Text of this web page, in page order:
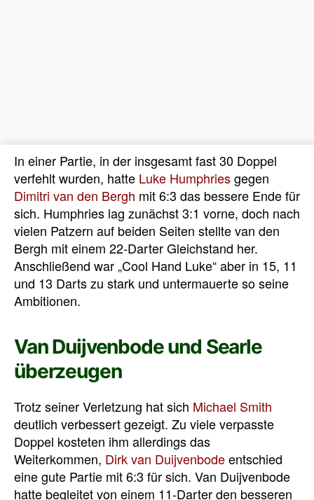
In einer Partie, in der insgesamt fast 30 Doppel
verfehlt wurden, hatte Luke Humphriesgegen
Dimitri van den Bergh mit 6:3 das bessere Ende für
sich. Humphries lag zunächst 3:1 vorne, doch nach
vielen Patzern auf beiden Seiten stellte van den
Bergh mit einem 22-Darter Gleichstand her.
Anschließend war „Cool Hand Luke“ aber in 15, 11
und 13 Darts zu stark und untermauerte so seine
Ambitionen.
Van Duijvenbode und Searle
überzeugen
Trotz seiner Verletzung hat sich Michael Smith
deutlich verbessert gezeigt. Zu viele verpasste
Doppel kosteten ihm allerdings das
Weiterkommen, Dirk van Duijvenbodeentschied
eine gute Partie mit 6:3 für sich. Van Duijvenbode
hatte begleitet von einem 11-Darter den besseren